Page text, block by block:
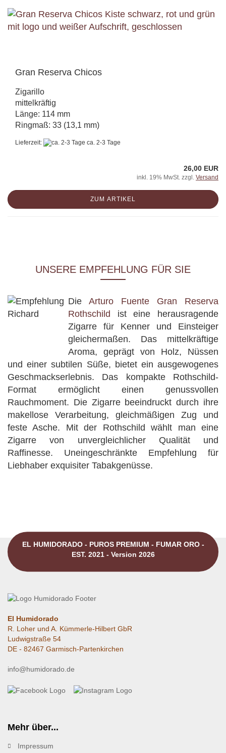
Gran Reserva Chicos
Zigarillo
mittelkräftig
Länge: 114 mm
Ringmaß: 33 (13,1 mm)
Lieferzeit: ca. 2-3 Tage
26,00 EUR
inkl. 19% MwSt. zzgl. Versand
ZUM ARTIKEL
UNSERE EMPFEHLUNG FÜR SIE
Die Arturo Fuente Gran Reserva
Rothschild ist eine herausragende
Zigarre für Kenner und Einsteiger
gleichermaßen. Das mittelkräftige
Aroma, geprägt von Holz, Nüssen
und einer subtilen Süße, bietet ein ausgewogenes
Geschmackserlebnis. Das kompakte Rothschild-
Format ermöglicht einen genussvollen
Rauchmoment. Die Zigarre beeindruckt durch ihre
makellose Verarbeitung, gleichmäßigen Zug und
feste Asche. Mit der Rothschild wählt man eine
Zigarre von unvergleichlicher Qualität und
Raffinesse. Uneingeschränkte Empfehlung für
Liebhaber exquisiter Tabakgenüsse.
EL HUMIDORADO - PUROS PREMIUM - FUMAR ORO -
EST. 2021 - Version 2026
El Humidorado
R. Loher und A. Kümmerle-Hilbert GbR
Ludwigstraße 54
DE - 82467 Garmisch-Partenkirchen
info@humidorado.de
Mehr über...
Impressum